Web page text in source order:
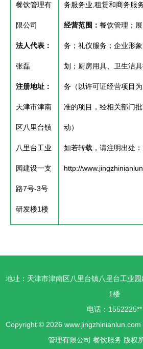
餐饮管理有
限公司
法人代表：
张磊
注册地址：
天津市津南
区八里台镇
八里台工业
园建设一支
路7号-3号
研发楼1楼
务服务业,租赁和商务服
经营范围： 餐饮管理；
务；礼仪服务；企业形
划；厨房用具、卫生洁
务（以许可证经营项目
准的项目，经相关部门
动）
如若转载，请注明出处：
http://
地址：天津市津南区八里台镇八里台工业
1楼
电话：1552225**
Copyright © 2026 www.jingzhinianlun.com
管理有限公司 餐饮服务 版权